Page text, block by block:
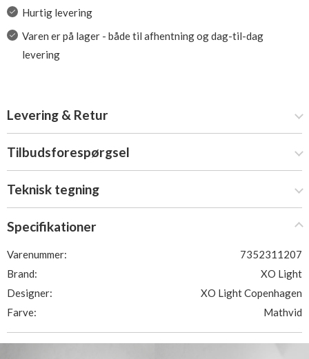
Hurtig levering
Varen er på lager - både til afhentning og dag-til-dag
levering
Levering & Retur
Tilbudsforespørgsel
Teknisk tegning
Specifikationer
Varenummer:
7352311207
Brand:
XO Light
Designer:
XO Light Copenhagen
Farve:
Mathvid